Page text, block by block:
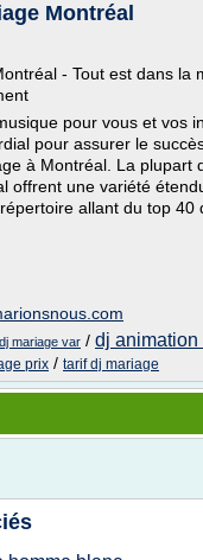
Montréal
- Tout est dans la
pour vous et vos
pour assurer le
à Montréal. La plupart
offrent une variété
allant du top 40
mariage var / dj animation
prix / tarif dj mariage